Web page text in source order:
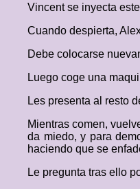
Vincent se inyecta
Cuando despierta,
Debe colocarse
Luego coge una
Les presenta al resto
Mientras comen,
da miedo, y para
haciendo que se
Le pregunta tras ello